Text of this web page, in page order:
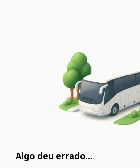
Algo deu errado...